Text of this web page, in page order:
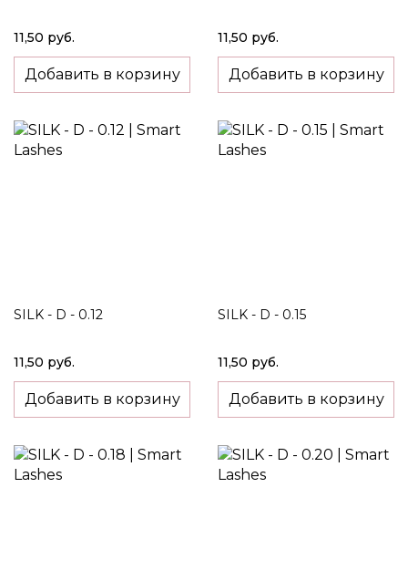
11,50 руб.
Добавить в корзину
11,50 руб.
Добавить в корзину
SILK - D - 0.12
11,50 руб.
Добавить в корзину
SILK - D - 0.15
11,50 руб.
Добавить в корзину